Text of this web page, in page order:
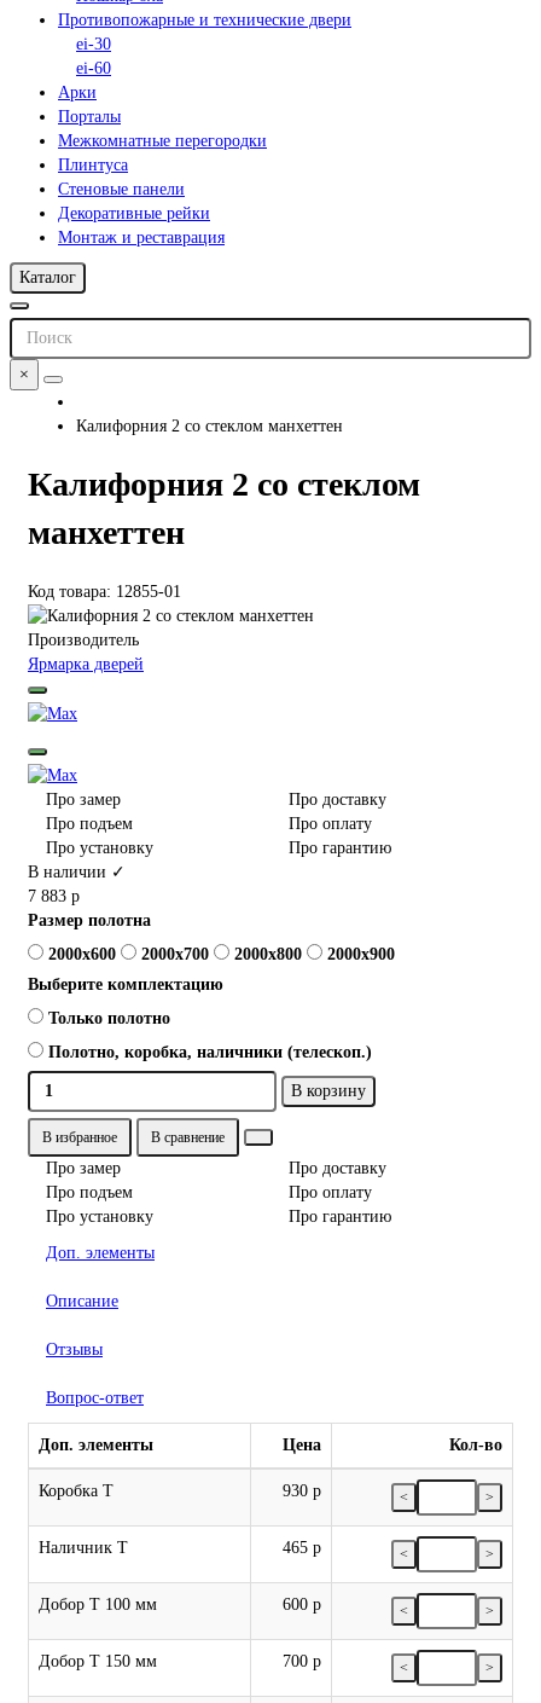
Противопожарные и технические двери
ei-30
ei-60
Арки
Порталы
Межкомнатные перегородки
Плинтуса
Стеновые панели
Декоративные рейки
Монтаж и реставрация
Каталог
×
Калифорния 2 со стеклом манхеттен
Калифорния 2 со стеклом
манхеттен
Код товара: 12855-01
Производитель
Ярмарка дверей
Про замер
Про доставку
Про подъем
Про оплату
Про установку
Про гарантию
В наличии ✓
7 883 р
Размер полотна
2000x600
2000x700 2000x800
2000x900
Выберите комплектацию
Только полотно
Полотно, коробка, наличники (телескоп.)
В корзину
В избранное В сравнение
Про замер
Про доставку
Про подъем
Про оплату
Про установку
Про гарантию
Доп. элементы
Описание
Отзывы
Вопрос-ответ
Доп. элементы Цена Кол-во
Коробка Т 930 р < >
Наличник Т 465 р < >
Добор Т 100 мм 600 р < >
Добор Т 150 мм 700 р < >